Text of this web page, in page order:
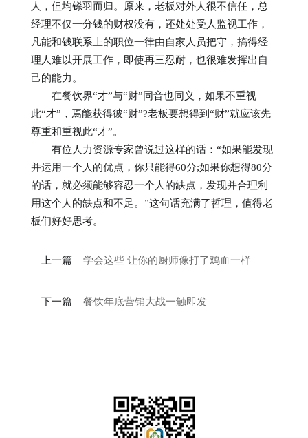
人，但均铩羽而归。原来，老板对外人很不信任，总
经理不仅一分钱的财权没有，还处处受人监视工作，
凡能和钱联系上的职位一律由自家人员把守，搞得经
理人难以开展工作，即使再三忍耐，也很难发挥出自
己的能力。
在餐饮界“才”与“财”同音也同义，如果不重视
此“才”，焉能获得彼“财”?老板要想得到“财”就应该先
尊重和重视此“才”。
有位人力资源专家曾说过这样的话：“如果能发现
并运用一个人的优点，你只能得60分;如果你想得80分
的话，就必须能够容忍一个人的缺点，发现并合理利
用这个人的缺点和不足。”这句话充满了哲理，值得老
板们好好思考。
上一篇 学会这些 让你的厨师像打了鸡血一样
下一篇 餐饮年底营销大战一触即发